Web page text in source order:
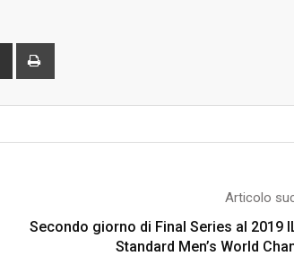
Share
Articolo
Secondo giorno di Final Series al 2019
Standard Men’s World